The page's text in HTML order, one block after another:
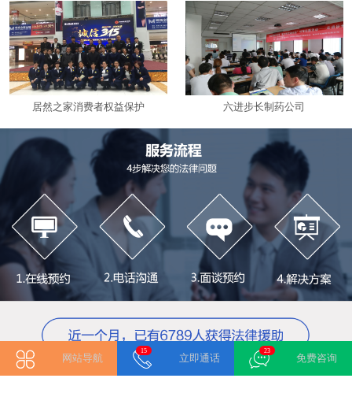
居然之家消费者权益保护 六进步长制药公司
网站导航 立即通话
15
免费咨询
17